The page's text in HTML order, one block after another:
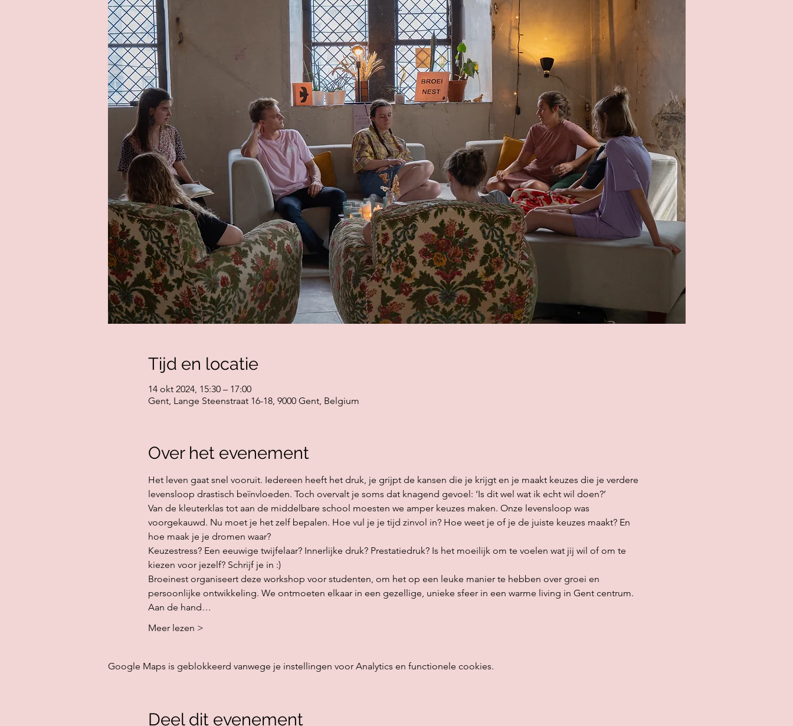
Tijd en locatie
14 okt 2024, 15:30 – 17:00
Gent, Lange Steenstraat 16-18, 9000 Gent, Belgium
Over het evenement
Het leven gaat snel vooruit. Iedereen heeft het druk, je grijpt de kansen die je krijgt en je maakt keuzes die je verdere
levensloop drastisch beïnvloeden. Toch overvalt je soms dat knagend gevoel: ‘Is dit wel wat ik echt wil doen?’
Van de kleuterklas tot aan de middelbare school moesten we amper keuzes maken. Onze levensloop was
voorgekauwd. Nu moet je het zelf bepalen. Hoe vul je je tijd zinvol in? Hoe weet je of je de juiste keuzes maakt? En
hoe maak je je dromen waar?
Keuzestress? Een eeuwige twijfelaar? Innerlijke druk? Prestatiedruk? Is het moeilijk om te voelen wat jij wil of om te
kiezen voor jezelf? Schrijf je in :)
Broeinest organiseert deze workshop voor studenten, om het op een leuke manier te hebben over groei en
persoonlijke ontwikkeling. We ontmoeten elkaar in een gezellige, unieke sfeer in een warme living in Gent centrum.
Aan de hand…
Meer lezen >
Google Maps is geblokkeerd vanwege je instellingen voor Analytics en functionele cookies.
Deel dit evenement